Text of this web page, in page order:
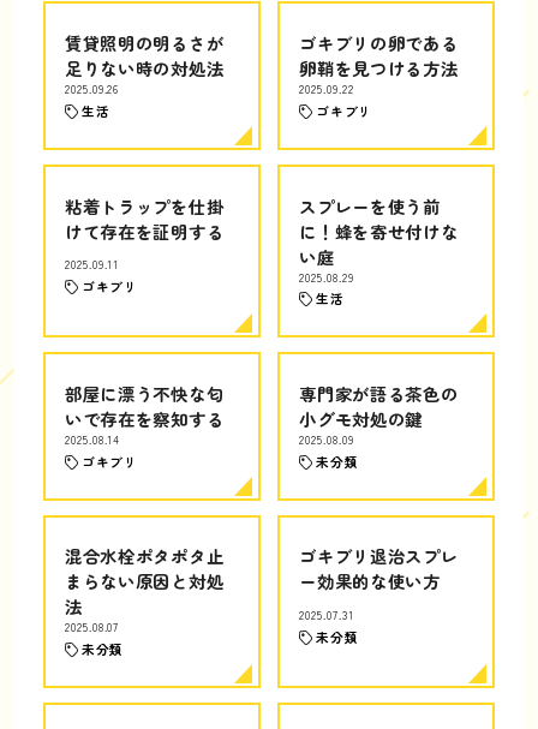
賃貸照明の明るさが
足りない時の対処法
2025.09.26
生活
ゴキブリの卵である
卵鞘を見つける方法
2025.09.22
ゴキブリ
粘着トラップを仕掛
けて存在を証明する
2025.09.11
ゴキブリ
スプレーを使う前
に！蜂を寄せ付けな
い庭
2025.08.29
生活
部屋に漂う不快な匂
いで存在を察知する
2025.08.14
ゴキブリ
専門家が語る茶色の
小グモ対処の鍵
2025.08.09
未分類
混合水栓ポタポタ止
まらない原因と対処
法
2025.08.07
未分類
ゴキブリ退治スプレ
ー効果的な使い方
2025.07.31
未分類